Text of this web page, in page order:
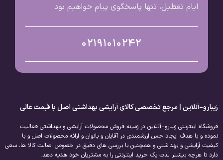
ایام تعطیل، تنها پاسخگوی پیام خواهیم بود
02191010242
زیبارو-آنلاین | مرجع تخصصی کالای آرایشی بهداشتی اصل با قیمت عالی
فروشگاه اینترنتی زیبارو-آنلاین در زمینه فروش محصولات آرایشی و بهداشتی فعالیت
نموده و با هدف ایجاد حس ارزشمندی در آقایان و بانوان و ارائه محصولات اصل و با
کیفیت آرایشی و بهداشتی و همچنین با بررسی های دقیق در خصوص اصالت کالا ها، سعی
دارد تا هرچه بیشتر لذت یک خرید اینترنتی را به مشتریان خود هدیه دهد.